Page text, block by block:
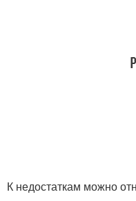
К недостаткам можно